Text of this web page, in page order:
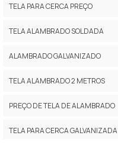
TELA PARA CERCA PREÇO
TELA ALAMBRADO SOLDADA
ALAMBRADO GALVANIZADO
TELA ALAMBRADO 2 METROS
PREÇO DE TELA DE ALAMBRADO
TELA PARA CERCA GALVANIZADA